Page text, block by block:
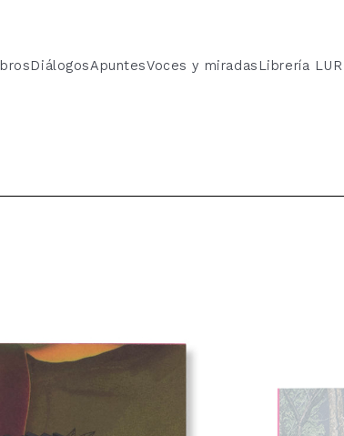
DiálogosApuntesVoces y miradasLibrería LUR